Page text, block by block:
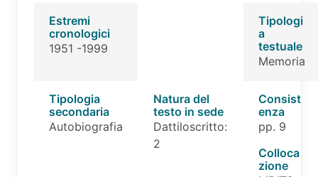
Estremi
cronologici
1951 -1999
Tipologi
a
testuale
Memoria
Tipologia
secondaria
Autobiografia
Natura del
testo in sede
Dattiloscritto:
2
Consist
enza
pp. 9
Colloca
zione